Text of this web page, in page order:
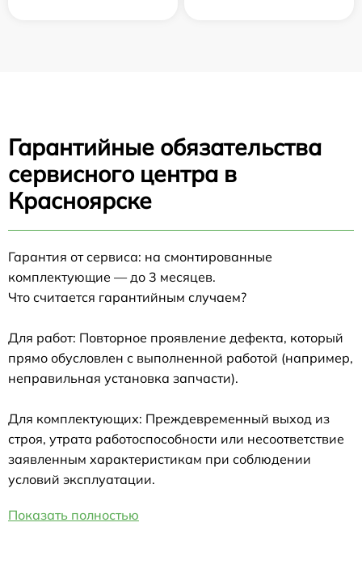
Гарантийные обязательства
сервисного центра в
Красноярске
Гарантия от сервиса: на смонтированные
комплектующие — до 3 месяцев.
Что считается гарантийным случаем?
Для работ: Повторное проявление дефекта, который
прямо обусловлен с выполненной работой (например,
неправильная установка запчасти).
Для комплектующих: Преждевременный выход из
строя, утрата работоспособности или несоответствие
заявленным характеристикам при соблюдении
условий эксплуатации.
Показать полностью